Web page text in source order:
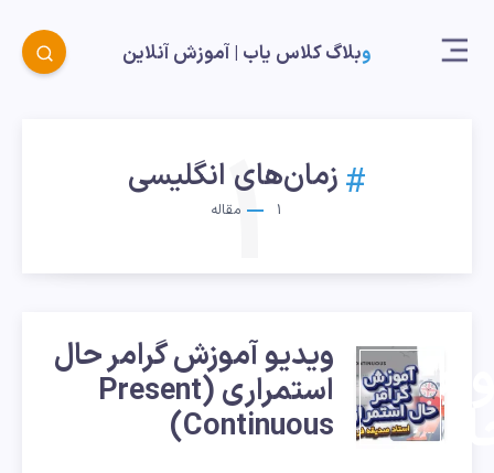
وبلاگ کلاس یاب |‌ آموزش آنلاین
زمان‌های انگلیسی
1 مقاله
1
ویدیو آموزش گرامر حال
استمراری (Present
Continuous)